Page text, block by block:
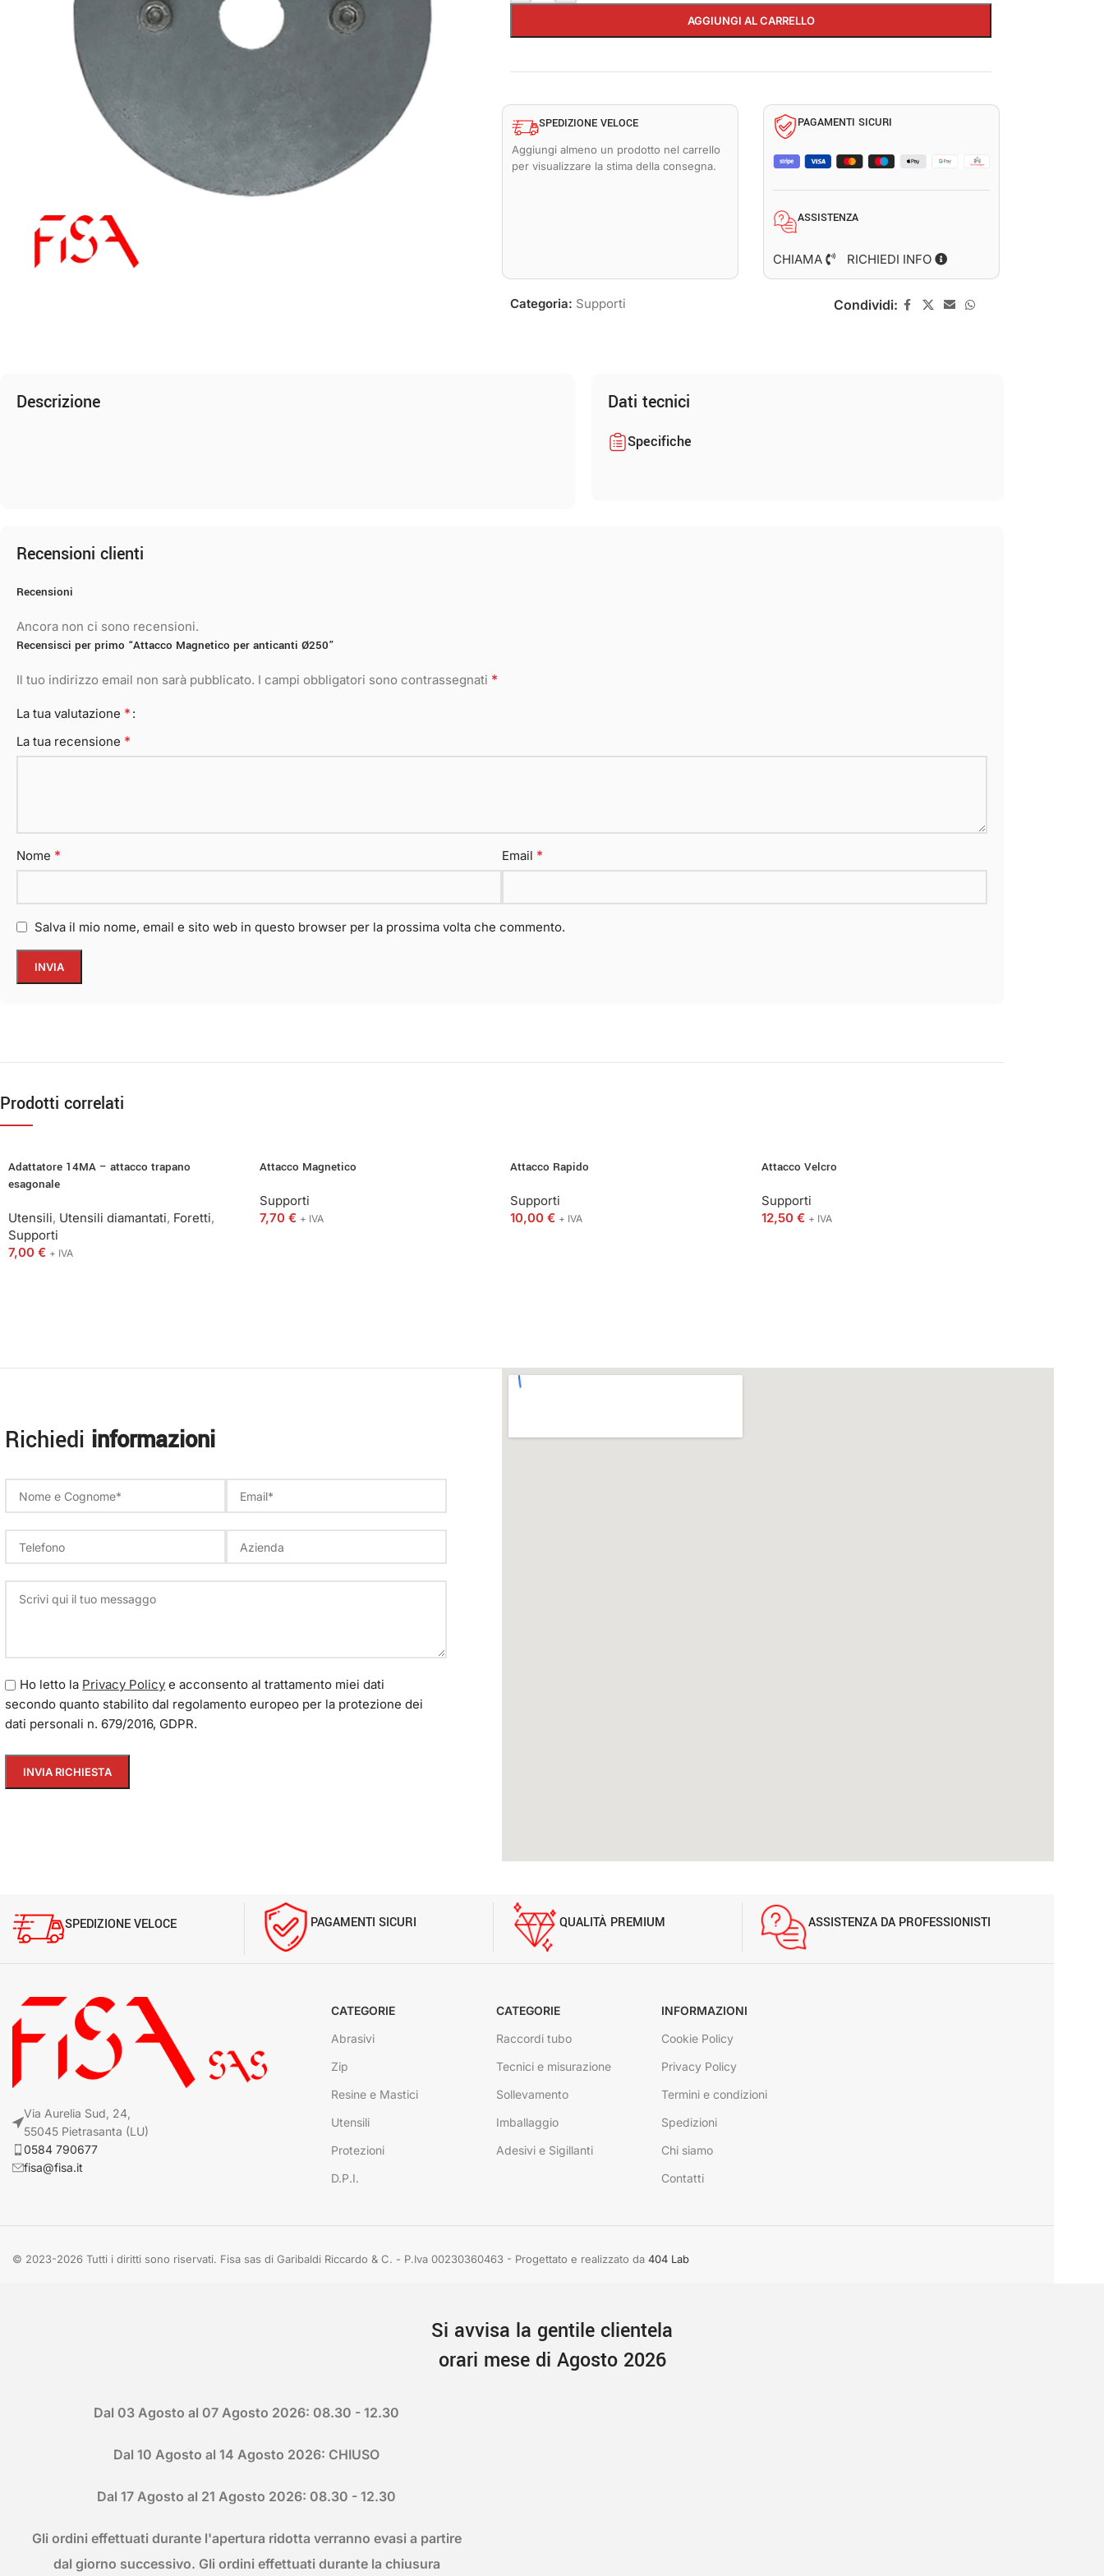
AGGIUNGI AL CARRELLO
SPEDIZIONE VELOCE
Aggiungi almeno un prodotto nel carrello
per visualizzare la stima della consegna.
PAGAMENTI SICURI
ASSISTENZA
CHIAMA RICHIEDI INFO
Categoria: Supporti Condividi:
Descrizione Dati tecnici
Specifiche
Recensioni clienti
Recensioni
Ancora non ci sono recensioni.
Recensisci per primo “Attacco Magnetico per anticanti Ø250”
Il tuo indirizzo email non sarà pubblicato. I campi obbligatori sono contrassegnati *
La tua valutazione *
La tua recensione *
Nome * Email *
Salva il mio nome, email e sito web in questo browser per la prossima volta che commento.
Prodotti correlati
Adattatore 14MA – attacco trapano
esagonale
Utensili, Utensili diamantati, Foretti,
Supporti
7,00 € + IVA
Attacco Magnetico
Supporti
7,70 € + IVA
Attacco Rapido
Supporti
10,00 € + IVA
Attacco Velcro
Supporti
12,50 € + IVA
Richiedi informazioni
Ho letto la Privacy Policy e acconsento al trattamento miei dati
secondo quanto stabilito dal regolamento europeo per la protezione dei
dati personali n. 679/2016, GDPR.
SPEDIZIONE VELOCE PAGAMENTI SICURI QUALITÀ PREMIUM ASSISTENZA DA PROFESSIONISTI
Via Aurelia Sud, 24,
55045 Pietrasanta (LU)
0584 790677
fisa@fisa.it
CATEGORIE
Abrasivi
Zip
Resine e Mastici
Utensili
Protezioni
D.P.I.
CATEGORIE
Raccordi tubo
Tecnici e misurazione
Sollevamento
Imballaggio
Adesivi e Sigillanti
INFORMAZIONI
Cookie Policy
Privacy Policy
Termini e condizioni
Spedizioni
Chi siamo
Contatti
© 2023-2026 Tutti i diritti sono riservati. Fisa sas di Garibaldi Riccardo & C. - P.Iva 00230360463 - Progettato e realizzato da 404 Lab
Si avvisa la gentile clientela
orari mese di Agosto 2026
Dal 03 Agosto al 07 Agosto 2026: 08.30 - 12.30
Dal 10 Agosto al 14 Agosto 2026: CHIUSO
Dal 17 Agosto al 21 Agosto 2026: 08.30 - 12.30
Gli ordini effettuati durante l'apertura ridotta verranno evasi a partire
dal giorno successivo. Gli ordini effettuati durante la chiusura